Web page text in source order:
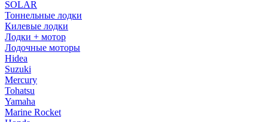
SOLAR
Тоннельные лодки
Килевые лодки
Лодки + мотор
Лодочные моторы
Hidea
Suzuki
Mercury
Tohatsu
Yamaha
Marine Rocket